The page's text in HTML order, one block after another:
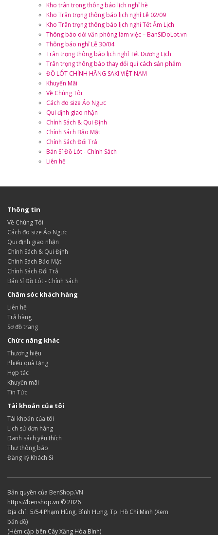
Kho trân trọng thông báo lịch nghỉ hè
Kho Trân trọng thông báo lịch nghỉ Lễ 02/09
Kho Trân trọng thông báo lịch nghỉ Tết Âm Lịch
Thông báo dời văn phòng làm việc – BanSiDoLot.vn
Thông báo nghỉ Lễ 30/04
Trân trọng thông báo lịch nghỉ Tết Dương Lịch
Trân trọng thông báo thay đổi qui cách sản phẩm
ĐỒ LÓT CHÍNH HÃNG SAKI VIỆT NAM
Khuyến Mãi
Về Chúng Tôi
Cách đo size Áo Ngực
Qui định giao nhận
Chính Sách & Qui Định
Chính Sách Bảo Mật
Chính Sách Đổi Trả
Bán Sỉ Đồ Lót - Chính Sách
Liên hệ
Thông tin
Về Chúng Tôi
Cách đo size Áo Ngực
Qui định giao nhận
Chính Sách & Qui Định
Chính Sách Bảo Mật
Chính Sách Đổi Trả
Bán Sỉ Đồ Lót - Chính Sách
Chăm sóc khách hàng
Liên hệ
Trả hàng
Sơ đồ trang
Chức năng khác
Thương hiệu
Phiếu quà tặng
Hợp tác
Khuyến mãi
Tin Tức
Tài khoản của tôi
Tài khoản của tôi
Lịch sử đơn hàng
Danh sách yêu thích
Thư thông báo
Đăng ký Khách Sỉ
Bản quyền của BenShop.VN
https://benshop.vn © 2026
Địa chỉ : 5/54 Phạm Hùng, Bình Hưng, Tp. Hồ Chí Minh (Xem
bản đồ)
(Hẻm cập bên Cây Xăng Hòa Bình)